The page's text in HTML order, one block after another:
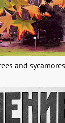
and sycamores